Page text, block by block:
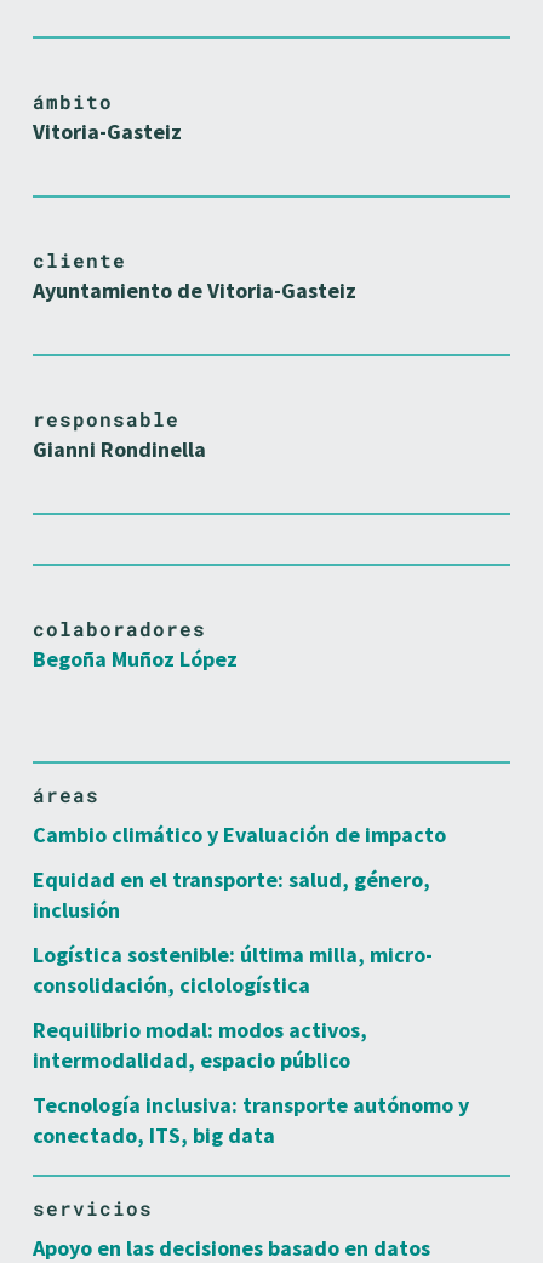
ámbito
Vitoria-Gasteiz
cliente
Ayuntamiento de Vitoria-Gasteiz
responsable
Gianni Rondinella
colaboradores
Begoña Muñoz López
áreas
Cambio climático y Evaluación de impacto
Equidad en el transporte: salud, género,
inclusión
Logística sostenible: última milla, micro-
consolidación, ciclologística
Requilibrio modal: modos activos,
intermodalidad, espacio público
Tecnología inclusiva: transporte autónomo y
conectado, ITS, big data
servicios
Apoyo en las decisiones basado en datos